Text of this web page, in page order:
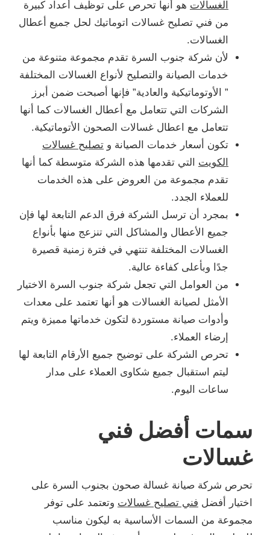
الغسالات هو أنها تحرص على توظيف أعداد كبيرة
من فني تصليح غسالات اتوماتيك لحل جميع أعطال
الغسالات.
لأن شركة جنوب السرة تقدم مجموعة متنوعة من
خدمات الصيانة والتصليح لأنواع الغسالات المختلفة
” الأوتوماتيكية والعادية” فإنها أصبحت ضمن أبرز
الشركات التي تتعامل مع أعطال الغسالات كما أنها
تتعامل مع اعطال غسالات الصحون الأتوماتيكية.
تكون أسعار خدمات الصيانة و تصليح غسالات
الكويت التي تقدمها هذه الشركة متوسطة كما أنها
تقدم مجموعة من العروض على هذه الخدمات
للعملاء الجدد.
بمجرد أن ترسل الشركة فرق الدعم التابعة لها فإن
جميع الأعطال والمشاكل التي تنزعج منها بأنواع
الغسالات المختلفة تنتهي في فترة زمنية قصيرة
جدًا وبأعلى كفاءة عالية.
من العوامل التي تجعل شركة جنوب السرة الاختيار
الأمثل لصيانة الغسالات هو أنها تعتمد على معدات
وأدوات صيانة مستوردة لتكون خدماتها مميزة ويتم
إرضاء العملاء.
تحرص الشركة على توضيح جميع الأرقام التابعة لها
ليتم استقبال جميع شكاوى العملاء على مدار
ساعات اليوم.
سمات أفضل فني
غسالات
تحرص شركة صيانة غسالة صحون بجنوب السرة على
اختيار أفضل فني تصليح غسالات وتعتمد على توفر
مجموعة من السمات الأساسية به ليكون مناسب